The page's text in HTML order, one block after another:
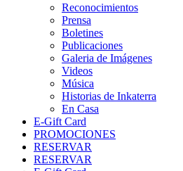
Reconocimientos
Prensa
Boletines
Publicaciones
Galeria de Imágenes
Videos
Música
Historias de Inkaterra
En Casa
E-Gift Card
PROMOCIONES
RESERVAR
RESERVAR